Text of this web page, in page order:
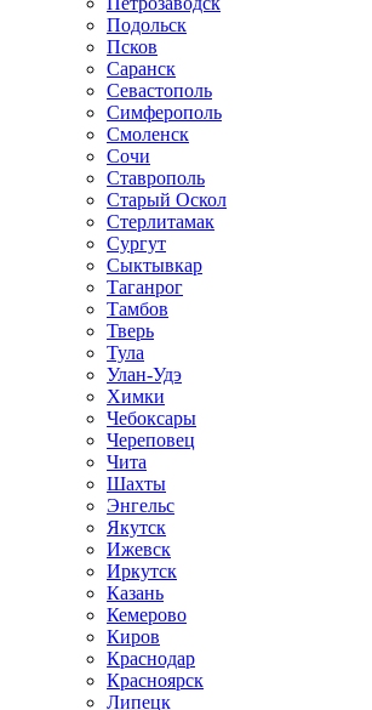
Подольск
Псков
Саранск
Севастополь
Симферополь
Смоленск
Сочи
Ставрополь
Старый Оскол
Стерлитамак
Сургут
Сыктывкар
Таганрог
Тамбов
Тверь
Тула
Улан-Удэ
Химки
Чебоксары
Череповец
Чита
Шахты
Энгельс
Якутск
Ижевск
Иркутск
Казань
Кемерово
Киров
Краснодар
Красноярск
Липецк